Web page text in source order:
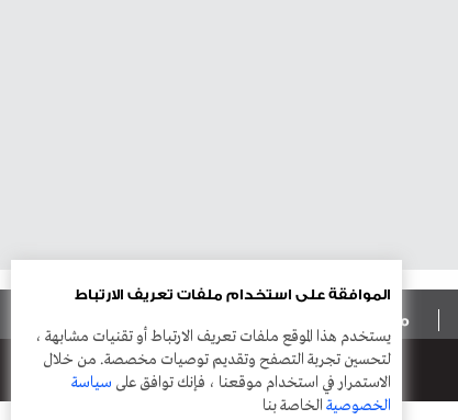
منوعات
الموافقة على استخدام ملفات تعريف الارتباط
يستخدم هذا الموقع ملفات تعريف الارتباط أو تقنيات مشابهة ،
لتحسين تجربة التصفح وتقديم توصيات مخصصة. من خلال
الاستمرار في استخدام موقعنا ، فإنك توافق على سياسة
الخصوصية الخاصة بنا